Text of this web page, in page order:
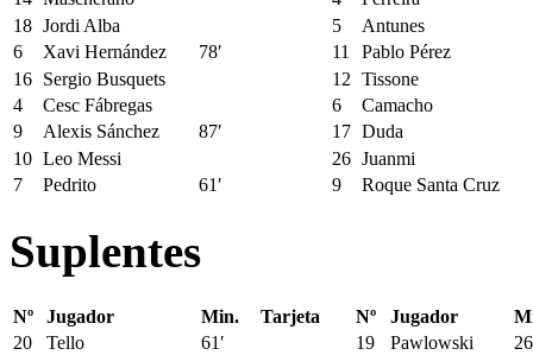
18 Jordi Alba 5
Antunes
6
Xavi Hernández 78′ 11
Pablo Pérez
16 Sergio Busquets 12 Tissone
4
Cesc Fábregas 6
Camacho
9
Alexis Sánchez 87′ 17 Duda
10 Leo Messi 26 Juanmi
7
Pedrito 61′ 9 Roque Santa Cruz
Suplentes
Nº Jugador Min. Tarjeta Nº Jugador
20
Tello 61′ 19 Pawlowski